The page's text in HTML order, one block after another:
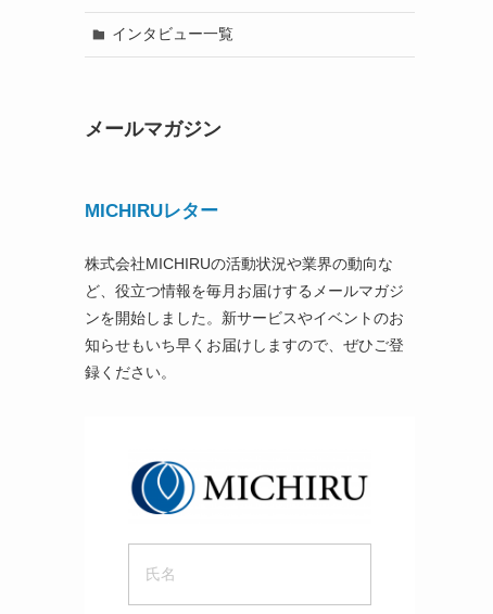
インタビュー一覧
メールマガジン
MICHIRUレター
株式会社MICHIRUの活動状況や業界の動向な
ど、役立つ情報を毎月お届けするメールマガジ
ンを開始しました。新サービスやイベントのお
知らせもいち早くお届けしますので、ぜひご登
録ください。